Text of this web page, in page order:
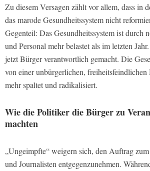
Zu diesem Versagen zählt vor allem, dass in
das marode Gesundheitssystem nicht
Gegenteil: Das Gesundheitssystem ist durch
und Personal mehr belastet als im letzten
jetzt Bürger verantwortlich gemacht. Die
von einer unbürgerlichen,
mehr spaltet und radikalisiert.
Wie die Politiker die Bürger zu
machten
„Ungeimpfte“ weigern sich, den Auftrag
und Journalisten entgegenzunehmen.